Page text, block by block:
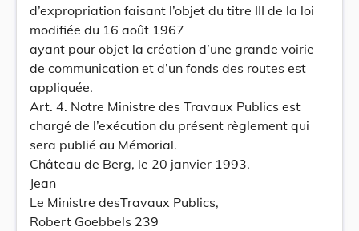
d’expropriation faisant l’objet du titre III de la loi
modifiée du 16 août 1967
ayant pour objet la création d’une grande voirie
de communication et d’un fonds des routes est
appliquée.
Art. 4. Notre Ministre des Travaux Publics est
chargé de l’exécution du présent règlement qui
sera publié au Mémorial.
Château de Berg, le 20 janvier 1993.
Jean
Le Ministre desTravaux Publics,
Robert Goebbels 239